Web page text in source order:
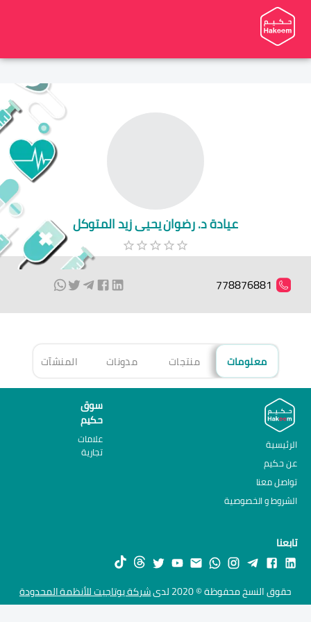
عيادة د. رضوان يحيى زيد المتوكل
778876881
معلومات منتجات مدونات المنشآت
الرئيسية
عن حكيم
تواصل معنا
الشروط و الخصوصية
سوق
حكيم
علامات
تجارية
تابعنا
حقوق النسخ محفوظة © 2020 لدى شركة يوتاجيت للأنظمة المحدودة